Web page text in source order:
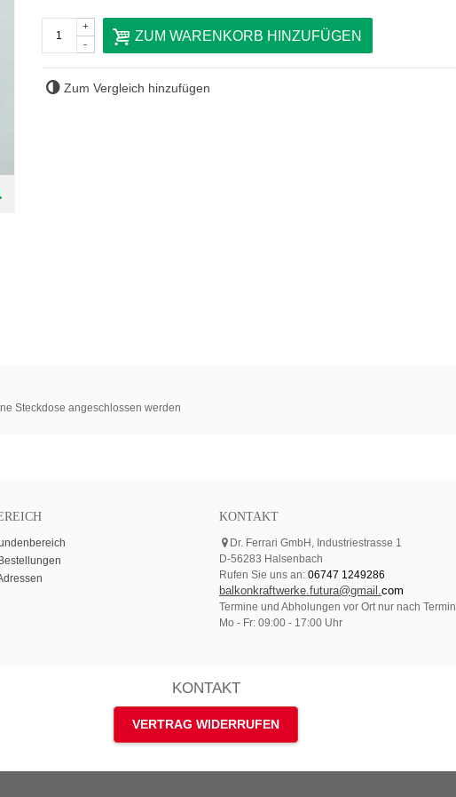
-
+
ZUM WARENKORB HINZUFÜGEN
Zum Vergleich hinzufügen
Steckdose angeschlossen werden
KONTAKT
Dr. Ferrari GmbH, Industriestrasse 1
D-56283 Halsenbach
Rufen Sie uns an: 06747 1249286
balkonkraftwerke.futura@gmail.com
Termine und Abholungen vor Ort nur nach Termin
Mo - Fr: 09:00 - 17:00 Uhr
KONTAKT
VERTRAG WIDERRUFEN